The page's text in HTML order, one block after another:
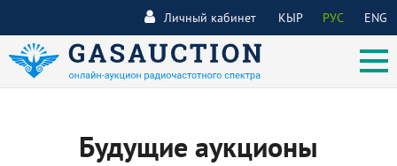
КЫР РУС ENG
Личный кабинет
Будущие аукционы